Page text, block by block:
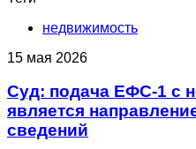
недвижимость
15 мая 2026
Суд: подача ЕФС-1 с
является
сведений